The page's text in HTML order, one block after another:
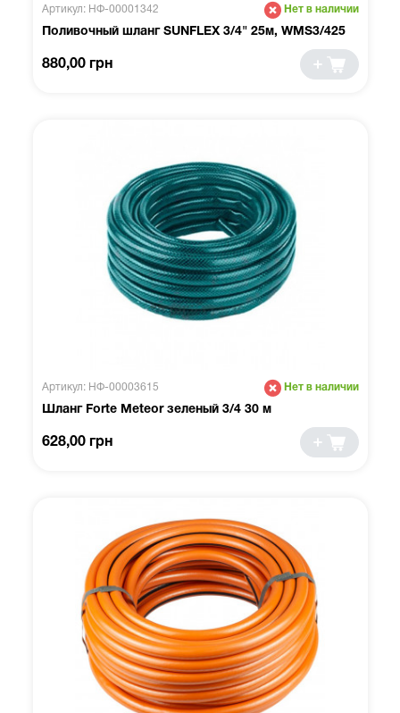
Артикул: НФ-00001342 Нет в наличии
Поливочный шланг SUNFLEX 3/4" 25м, WMS3/425
880,00 грн
Артикул: НФ-00003615 Нет в наличии
Шланг Forte Meteor зеленый 3/4 30 м
628,00 грн